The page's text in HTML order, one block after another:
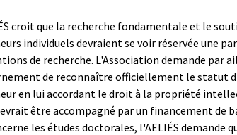
croit que la recherche fondamentale et le
individuels devraient se voir réservée une
de recherche. L'Association demande par
de reconnaître officiellement le statut
en lui accordant le droit à la propriété
être accompagné par un financement de
les études doctorales, l'AELIÉS demande